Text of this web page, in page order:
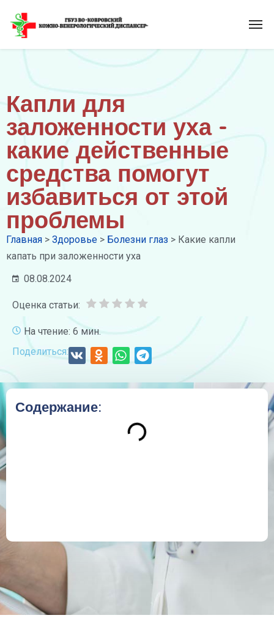
Капли для
заложенности уха -
какие действенные
средства помогут
избавиться от этой
проблемы
Главная > Здоровье > Болезни глаз > Какие капли
капать при заложенности уха
08.08.2024
Оценка статьи:
На чтение: 6 мин.
Поделиться:
Содержание: